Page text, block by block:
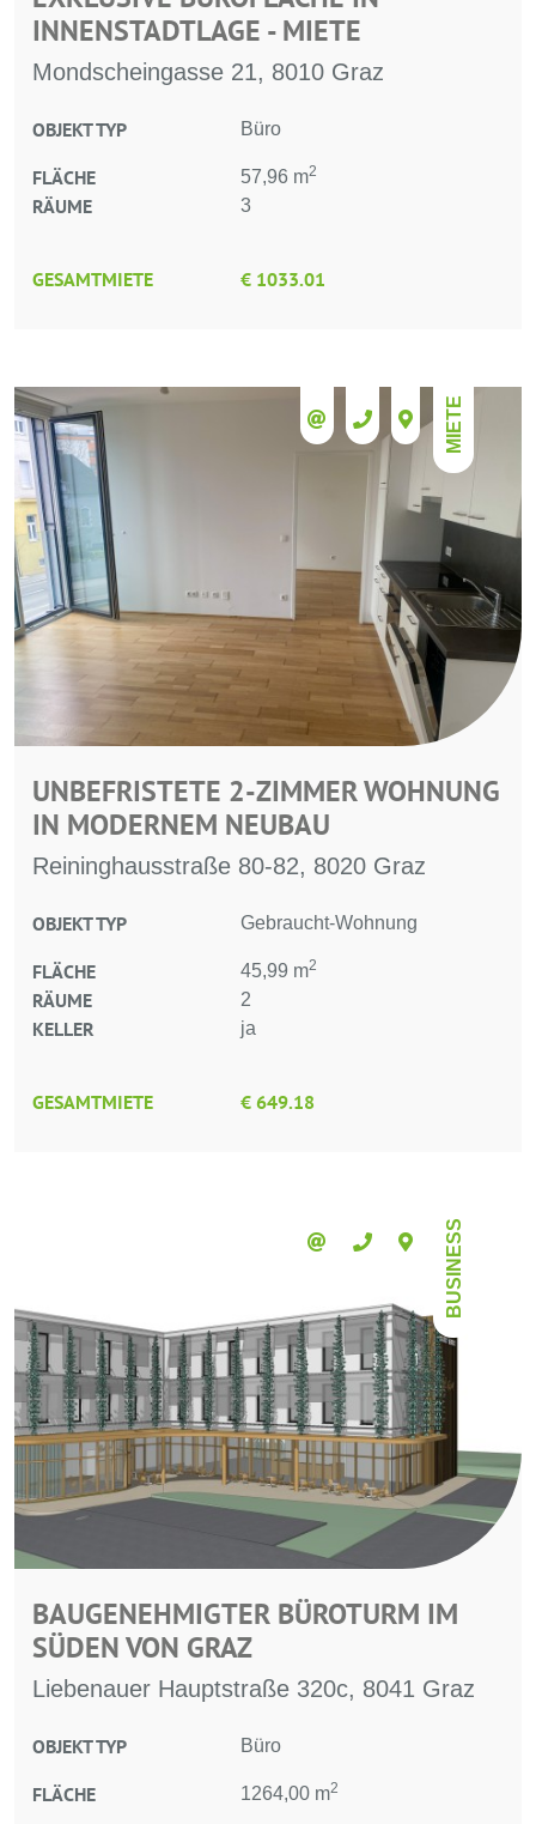
INNENSTADTLAGE - MIETE
Mondscheingasse 21, 8010 Graz
OBJEKT TYP Büro
FLÄCHE 57,96 m2
RÄUME 3
GESAMTMIETE € 1033.01
MIETE
UNBEFRISTETE 2-ZIMMER WOHNUNG
IN MODERNEM NEUBAU
Reininghausstraße 80-82, 8020 Graz
OBJEKT TYP Gebraucht-Wohnung
FLÄCHE 45,99 m2
RÄUME 2
KELLER ja
GESAMTMIETE € 649.18
BUSINESS
BAUGENEHMIGTER BÜROTURM IM
SÜDEN VON GRAZ
Liebenauer Hauptstraße 320c, 8041 Graz
OBJEKT TYP Büro
FLÄCHE 1264,00 m2